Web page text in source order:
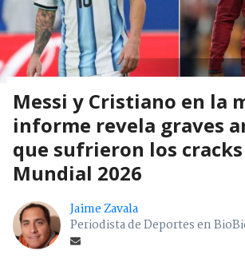
Messi y Cristiano en la
informe revela graves
que sufrieron los
Mundial 2026
Jaime Zavala
Periodista de Deportes en